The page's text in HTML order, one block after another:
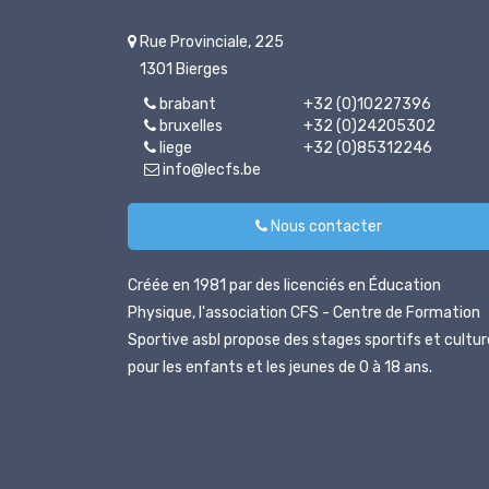
Rue Provinciale, 225
1301 Bierges
brabant
+32 (0)10227396
bruxelles
+32 (0)24205302
liege
+32 (0)85312246
info@lecfs.be
Nous contacter
Créée en 1981 par des licenciés en Éducation
Physique, l'association CFS - Centre de Formation
Sportive asbl propose des stages sportifs et
pour les enfants et les jeunes de 0 à 18 ans.